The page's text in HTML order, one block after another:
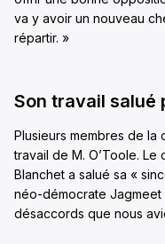
va y avoir un nouveau
répartir. »
Son travail salué
Plusieurs membres de la
travail de M. O’Toole.
Blanchet a salué sa «
néo-démocrate Jagmeet
désaccords que nous